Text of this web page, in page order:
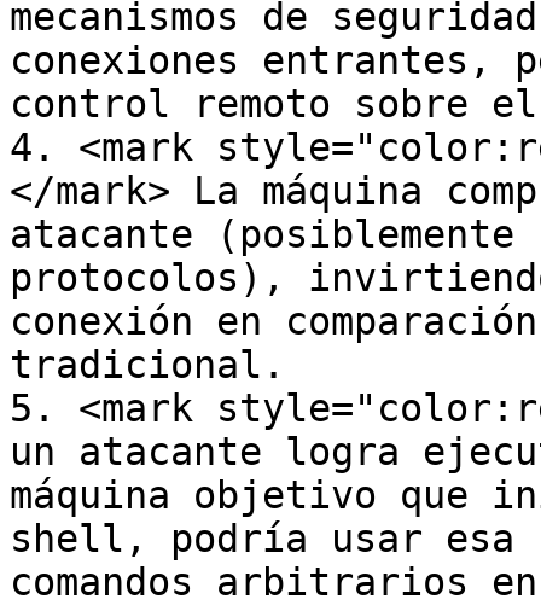
mecanismos de
conexiones entrantes,
control remoto sobre el
4. <mark
</mark> La máquina
atacante
protocolos),
conexión en
tradicional.
5. <mark
un atacante logra
máquina objetivo que
shell, podría usar esa
comandos arbitrarios